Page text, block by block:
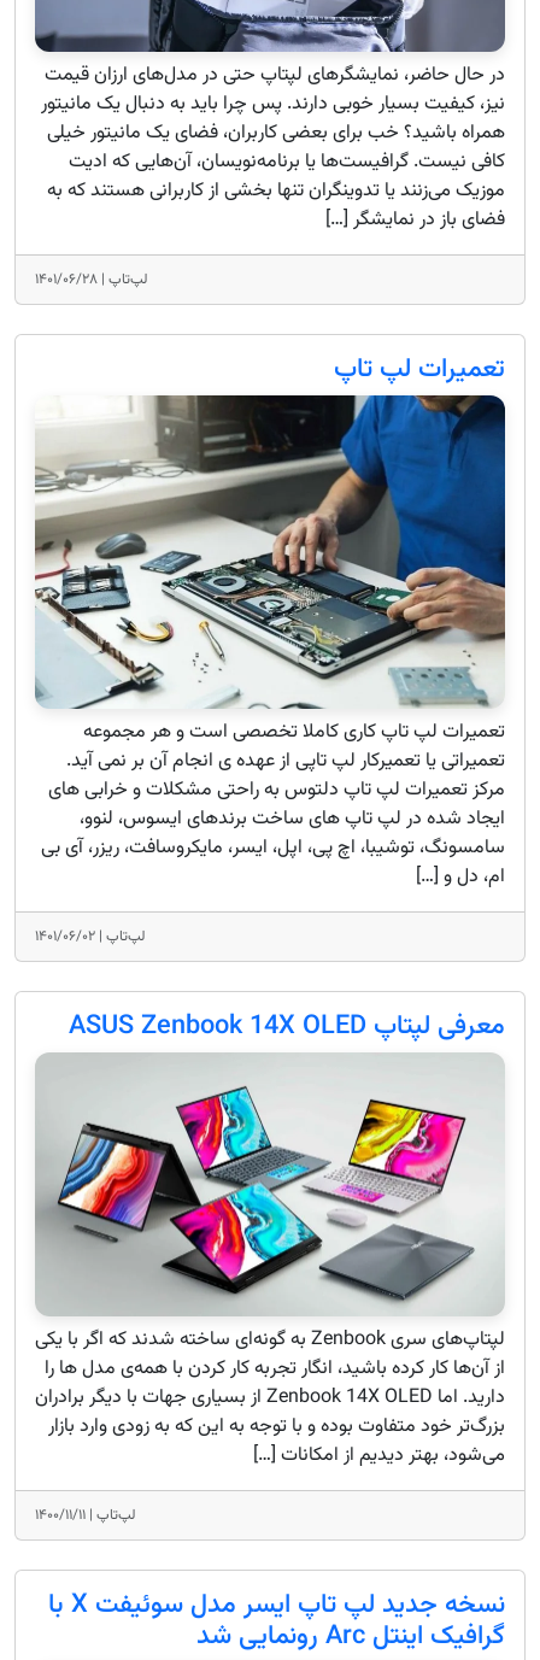
در حال حاضر، نمایشگرهای لپتاپ‌ حتی در مدل‌های ارزان‌ قیمت
نیز، کیفیت بسیار خوبی دارند. پس چرا باید به دنبال یک مانیتور
همراه باشید؟ خب برای بعضی کاربران، فضای یک مانیتور خیلی
کافی نیست. گرافیست‌ها یا برنامه‌نویسان، آن‌هایی که ادیت
موزیک می‌زنند یا تدوینگران تنها بخشی از کاربرانی هستند که به
فضای باز در نمایشگر […]
لپ‌تاپ | ۱۴۰۱/۰۶/۲۸
تعمیرات لپ تاپ
تعمیرات لپ تاپ کاری کاملا تخصصی است و هر مجموعه
تعمیراتی یا تعمیرکار لپ تاپی از عهده ی انجام آن بر نمی آید.
مرکز تعمیرات لپ تاپ دلتوس به راحتی مشکلات و خرابی های
ایجاد شده در لپ تاپ های ساخت برندهای ایسوس، لنوو،
سامسونگ، توشیبا، اچ پی، اپل، ایسر، مایکروسافت، ریزر، آی بی
ام، دل و […]
لپ‌تاپ | ۱۴۰۱/۰۶/۰۲
معرفی لپتاپ ASUS Zenbook 14X OLED
لپتاپ‌های سری Zenbook به گونه‌ای ساخته شدند که اگر با یکی
از آن‌ها کار کرده باشید، انگار تجربه کار کردن با همه‌ی مدل ها را
دارید. اما Zenbook 14X OLED از بسیاری جهات با دیگر برادران
بزرگ‌تر خود متفاوت بوده و با توجه به این که به زودی وارد بازار
می‌شود، بهتر دیدیم از امکانات […]
لپ‌تاپ | ۱۴۰۰/۱۱/۱۱
نسخه جدید لپ‌ تاپ ایسر مدل سوئیفت X با
گرافیک اینتل Arc رونمایی شد